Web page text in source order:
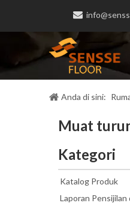

Anda di sini:
Muat
Kategori
Katalog Produk
Laporan Pensijilan